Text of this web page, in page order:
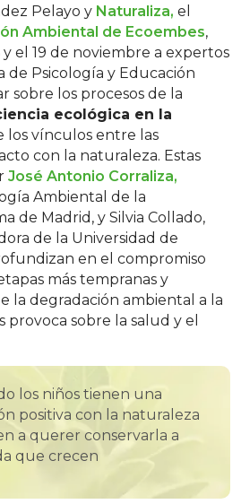
Pelayo y Naturaliza, el
Ambiental de Ecoembes,
el 19 de noviembre a expertos
de Psicología y Educación
sobre los procesos de la
ecológica en la
los vínculos entre las
con la naturaleza. Estas
José Antonio Corraliza,
Ambiental de la
de Madrid, y Silvia Collado,
de la Universidad de
en el compromiso
más tempranas y
la degradación ambiental a la
sobre la salud y el
los niños tienen una
positiva con la naturaleza
a querer conservarla a
que crecen